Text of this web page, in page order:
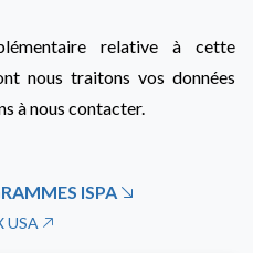
relative à cette
nous traitons vos données
à nous contacter.
ISPA
USA